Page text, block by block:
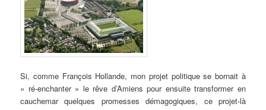
i
c
l
Si, comme François Hollande, mon projet politique se bornait à
« ré-enchanter » le rêve d’Amiens pour ensuite transformer en
cauchemar quelques promesses démagogiques, ce projet-là